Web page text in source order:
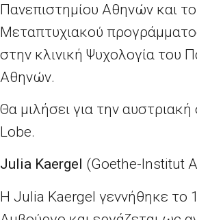
Πανεπιστημίου Αθηνών και
Μεταπτυχιακού
στην κλινική Ψυχολογία του
Αθηνών.
Θα μιλήσει για την
Lobe.
Julia Kaergel (Goethe-Institut
Η Julia Kaergel γεννήθηκε το